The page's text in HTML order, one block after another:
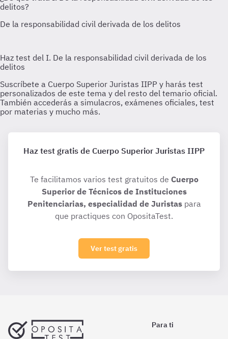
Haz test gratis de Cuerpo Superior Juristas IIPP
Te facilitamos varios test gratuitos de Cuerpo
Superior de Técnicos de Instituciones
Penitenciarias, especialidad de Juristaspara
que practiques con OpositaTest.
Ver test gratis
Para ti